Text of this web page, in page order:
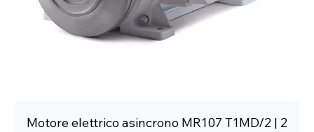
Motore elettrico asincrono MR107 T1MD/2 | 2